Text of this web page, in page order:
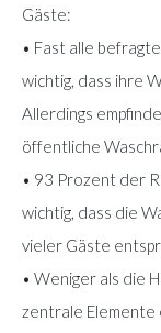
Gäste:
• Fast alle
wichtig, dass ihre
Allerdings
öffentliche
• 93 Prozent der
wichtig, dass die
vieler Gäste
• Weniger als die
zentrale Elemente